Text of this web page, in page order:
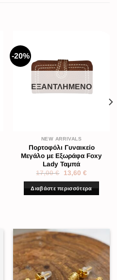
-20%
ΕΞΑΝΤΛΗΜΈΝΟ
NEW ARRIVALS
Πορτοφόλι Γυναικείο
Μεγάλο με Εξωράφα Foxy
Lady Ταμπά
17,00€ 13,60 €
Διαβάστε περισσότερα